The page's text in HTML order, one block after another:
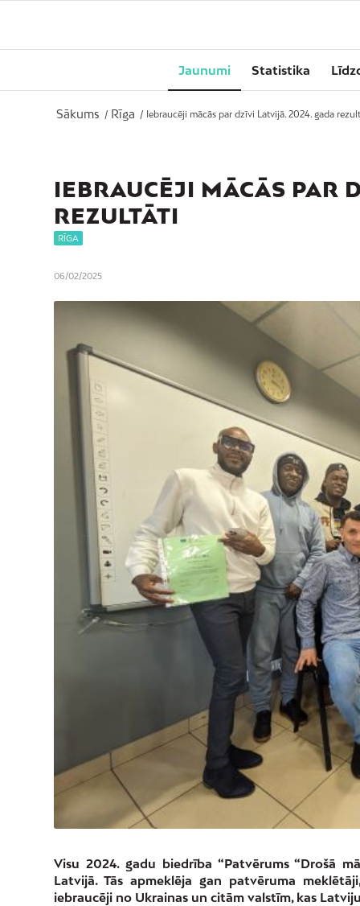
Jaunumi Statistika
Sākums / Rīga / Iebraucēji mācās par dzīvi Latvijā. 2024. gada
IEBRAUCĒJI MĀCĀS PAR
REZULTĀTI
RĪGA
06/02/2025
Visu 2024. gadu biedrība “Patvērums “Drošā
Latvijā. Tās apmeklēja gan patvēruma
iebraucēji no Ukrainas un citām valstīm, kas